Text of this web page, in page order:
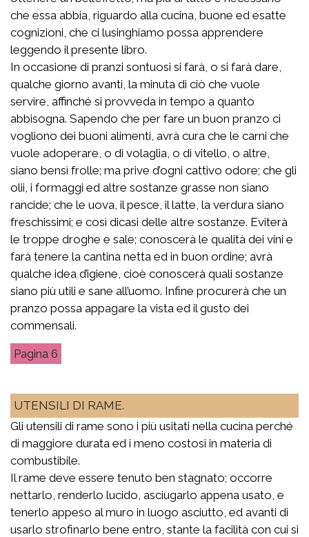
che essa abbia, riguardo alla cucina, buone ed esatte
cognizioni, che ci lusinghiamo possa apprendere
leggendo il presente libro.
In occasione di pranzi sontuosi si farà, o si farà dare,
qualche giorno avanti, la minuta di ciò che vuole
servire, affinché si provveda in tempo a quanto
abbisogna. Sapendo che per fare un buon pranzo ci
vogliono dei buoni alimenti, avrà cura che le carni che
vuole adoperare, o di volaglia, o di vitello, o altre,
siano bensì frolle; ma prive d’ogni cattivo odore; che gli
olii, i formaggi ed altre sostanze grasse non siano
rancide; che le uova, il pesce, il latte, la verdura siano
freschissimi; e così dicasi delle altre sostanze. Eviterà
le troppe droghe e sale; conoscerà le qualità dei vini e
farà tenere la cantina netta ed in buon ordine; avrà
qualche idea d’igiene, cioè conoscerà quali sostanze
siano più utili e sane all’uomo. Infine procurerà che un
pranzo possa appagare la vista ed il gusto dei
commensali.
6
UTENSILI DI RAME.
Gli utensili di rame sono i più usitati nella cucina perché
di maggiore durata ed i meno costosi in materia di
combustibile.
Il rame deve essere tenuto ben stagnato; occorre
nettarlo, renderlo lucido, asciugarlo appena usato, e
tenerlo appeso al muro in luogo asciutto, ed avanti di
usarlo strofinarlo bene entro, stante la facilità con cui si